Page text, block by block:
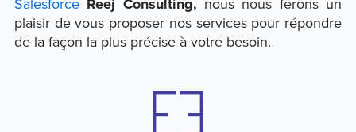
Salesforce Reej Consulting, nous nous ferons un
plaisir de vous proposer nos services pour répondre
de la façon la plus précise à votre besoin.